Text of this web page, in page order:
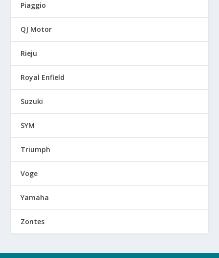
Piaggio
QJ Motor
Rieju
Royal Enfield
Suzuki
SYM
Triumph
Voge
Yamaha
Zontes